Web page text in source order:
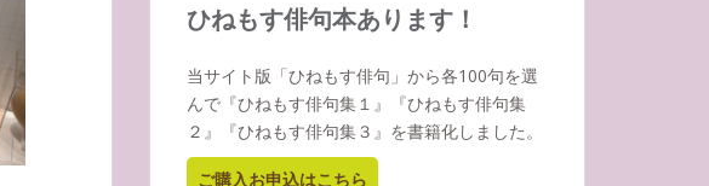
イ
ひねもす俳句本あります！
当サイト版「ひねもす俳句」から各100句を選
んで『ひねもす俳句集１』『ひねもす俳句集
２』『ひねもす俳句集３』を書籍化しました。
ご購入お申込はこちら